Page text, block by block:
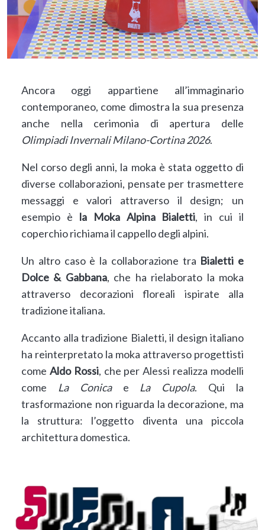
Ancora oggi appartiene all’immaginario
contemporaneo, come dimostra la sua presenza
anche nella cerimonia di apertura delle
Olimpiadi Invernali Milano-Cortina 2026.
Nel corso degli anni, la moka è stata oggetto di
diverse collaborazioni, pensate per trasmettere
messaggi e valori attraverso il design; un
esempio è la Moka Alpina Bialetti, in cui il
coperchio richiama il cappello degli alpini.
Un altro caso è la collaborazione tra Bialetti e
Dolce & Gabbana, che ha rielaborato la moka
attraverso decorazioni floreali ispirate alla
tradizione italiana.
Accanto alla tradizione Bialetti, il design italiano
ha reinterpretato la moka attraverso progettisti
come Aldo Rossi, che per Alessi realizza modelli
come La Conicae La Cupola. Qui la
trasformazione non riguarda la decorazione, ma
la struttura: l’oggetto diventa una piccola
architettura domestica.